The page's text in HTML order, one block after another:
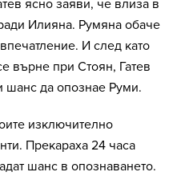
ясно заяви, че влиза в
Илияна. Румяна обаче
И след като
върне при Стоян, Гатев
шанс да опознае Руми.
изключително
Прекараха 24 часа
шанс в опознаването.